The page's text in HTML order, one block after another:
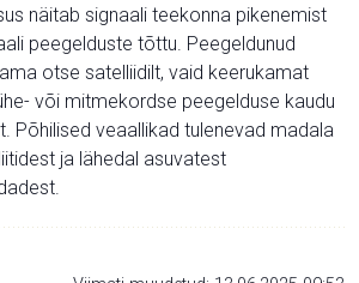
näitab signaali teekonna pikenemist
peegelduste tõttu. Peegeldunud
otse satelliidilt, vaid keerukamat
või mitmekordse peegelduse kaudu
Põhilised veaallikad tulenevad madala
ja lähedal asuvatest